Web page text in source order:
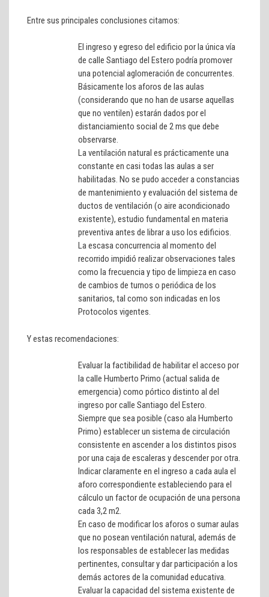
Entre sus principales conclusiones citamos:
El ingreso y egreso del edificio por la única vía
de calle Santiago del Estero podría promover
una potencial aglomeración de concurrentes.
Básicamente los aforos de las aulas
(considerando que no han de usarse aquellas
que no ventilen) estarán dados por el
distanciamiento social de 2 ms que debe
observarse.
La ventilación natural es prácticamente una
constante en casi todas las aulas a ser
habilitadas. No se pudo acceder a constancias
de mantenimiento y evaluación del sistema de
ductos de ventilación (o aire acondicionado
existente), estudio fundamental en materia
preventiva antes de librar a uso los edificios.
La escasa concurrencia al momento del
recorrido impidió realizar observaciones tales
como la frecuencia y tipo de limpieza en caso
de cambios de turnos o periódica de los
sanitarios, tal como son indicadas en los
Protocolos vigentes.
Y estas recomendaciones:
Evaluar la factibilidad de habilitar el acceso por
la calle Humberto Primo (actual salida de
emergencia) como pórtico distinto al del
ingreso por calle Santiago del Estero.
Siempre que sea posible (caso ala Humberto
Primo) establecer un sistema de circulación
consistente en ascender a los distintos pisos
por una caja de escaleras y descender por otra.
Indicar claramente en el ingreso a cada aula el
aforo correspondiente estableciendo para el
cálculo un factor de ocupación de una persona
cada 3,2 m2.
En caso de modificar los aforos o sumar aulas
que no posean ventilación natural, además de
los responsables de establecer las medidas
pertinentes, consultar y dar participación a los
demás actores de la comunidad educativa.
Evaluar la capacidad del sistema existente de